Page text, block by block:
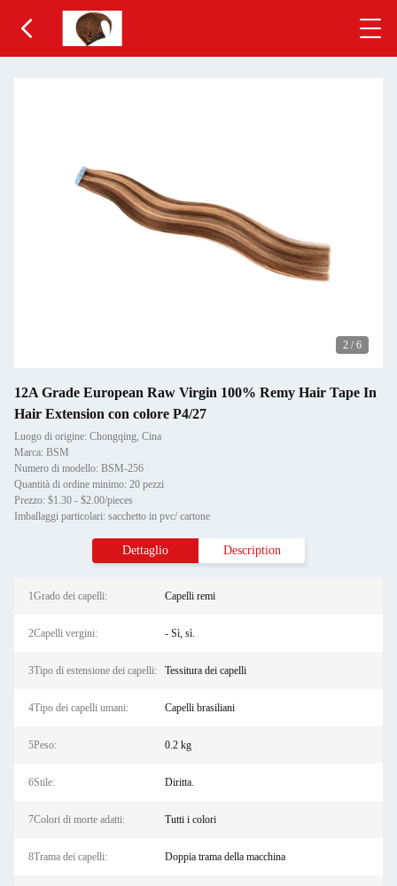
2 / 6
12A Grade European Raw Virgin 100% Remy Hair Tape In
Hair Extension con colore P4/27
Luogo di origine: Chongqing, Cina
Marca: BSM
Numero di modello: BSM-256
Quantità di ordine minimo: 20 pezzi
Prezzo: $1.30 - $2.00/pieces
Imballaggi particolari: sacchetto in pvc/ cartone
Dettaglio Description
1Grado dei capelli: Capelli remi
2Capelli vergini: - Sì, sì.
3Tipo di estensione dei capelli: Tessitura dei capelli
4Tipo dei capelli umani: Capelli brasiliani
5Peso: 0.2 kg
6Stile: Diritta.
7Colori di morte adatti: Tutti i colori
8Trama dei capelli: Doppia trama della macchina